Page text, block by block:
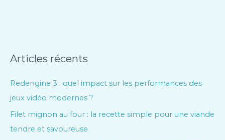
Articles récents
Redengine 3 : quel impact sur les performances des
jeux vidéo modernes ?
Filet mignon au four : la recette simple pour une viande
tendre et savoureuse